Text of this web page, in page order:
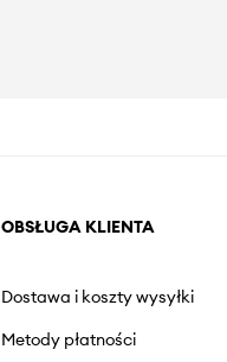
OBSŁUGA KLIENTA
Dostawa i koszty wysyłki
Metody płatności